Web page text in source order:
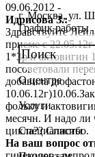
г. Москва, ул.
График работы
О центре
О клинике
Новости
Услуги
Консультации
Стоимость ЭКО
Специалисты
Главный врач
09.06.2012 -
Идрисова З.:
Здравствуйте
приеме с
1*3р и актовигин
посоветовали
добавила
фольку и
месячн. И надо ли
цикла?? Спасибо.
На ваш вопрос